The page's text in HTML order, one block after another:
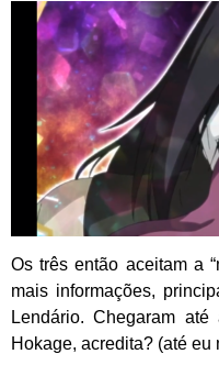
Os três então aceitam a
mais informações,
Lendário. Chegaram
Hokage, acredita? (até